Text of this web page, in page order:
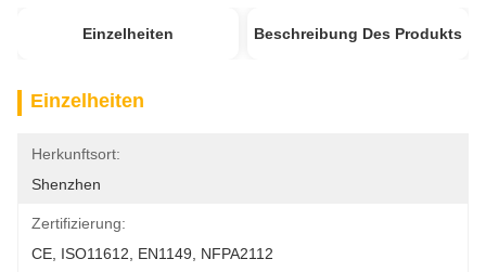
Einzelheiten Beschreibung Des Produkts
Einzelheiten
Herkunftsort:
Shenzhen
Zertifizierung:
CE, ISO11612, EN1149, NFPA2112